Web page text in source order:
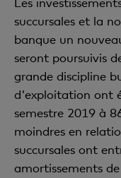
succursales et la
banque un
seront poursuivis
grande discipline
d'exploitation ont
semestre 2019 à
moindres en
succursales ont
amortissements